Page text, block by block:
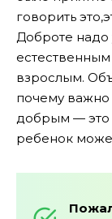
говорить
Доброте надо
взрослым.
почему важно
добрым — это
ребенок